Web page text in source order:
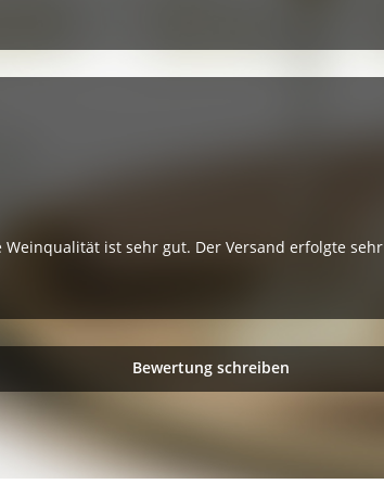
ist sehr gut. Der Versand erfolgte sehr
Bewertung schreiben